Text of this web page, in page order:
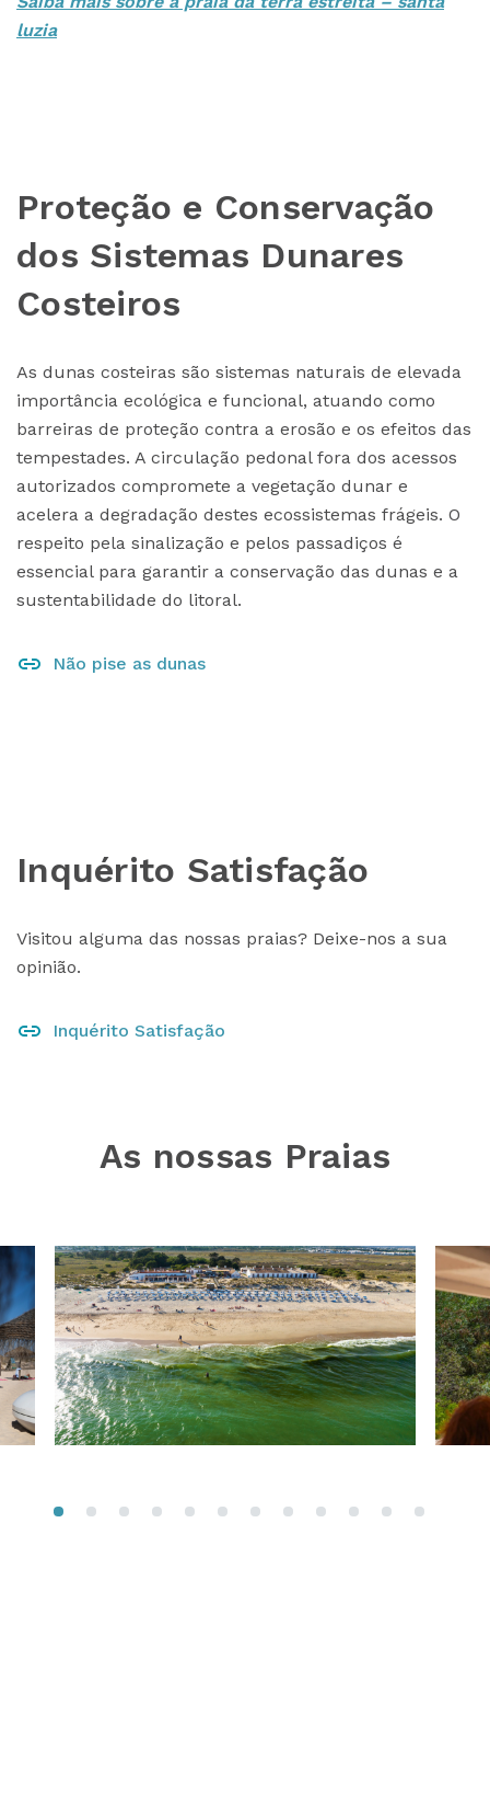
luzia
Proteção e Conservação
dos Sistemas Dunares
Costeiros
As dunas costeiras são sistemas naturais de elevada
importância ecológica e funcional, atuando como
barreiras de proteção contra a erosão e os efeitos das
tempestades. A circulação pedonal fora dos acessos
autorizados compromete a vegetação dunar e
acelera a degradação destes ecossistemas frágeis. O
respeito pela sinalização e pelos passadiços é
essencial para garantir a conservação das dunas e a
sustentabilidade do litoral.
Não pise as dunas
Inquérito Satisfação
Visitou alguma das nossas praias? Deixe-nos a sua
opinião.
Inquérito Satisfação
As nossas Praias